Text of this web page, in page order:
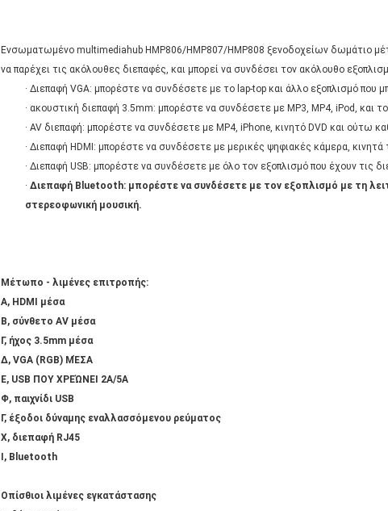
Ενσωματωμένο multimediahub HMP806/HMP807/HMP808 ξενοδοχείων δωμάτιο
να παρέχει τις ακόλουθες διεπαφές, και μπορεί να συνδέσει τον ακόλουθο
· Διεπαφή VGA: μπορέστε να συνδέσετε με το lap-top και άλλο εξοπλισμό που
· ακουστική διεπαφή 3.5mm: μπορέστε να συνδέσετε με MP3, MP4, iPod, και
· AV διεπαφή: μπορέστε να συνδέσετε με MP4, iPhone, κινητό DVD και ούτω
· Διεπαφή HDMI: μπορέστε να συνδέσετε με μερικές ψηφιακές κάμερα,
· Διεπαφή USB: μπορέστε να συνδέσετε με όλο τον εξοπλισμό που έχουν τις
· Διεπαφή Bluetooth: μπορέστε να συνδέσετε με τον εξοπλισμό με τη
στερεοφωνική μουσική.
Μέτωπο - λιμένες επιτροπής:
Α, HDMI μέσα
Β, σύνθετο AV μέσα
Γ, ήχος 3.5mm μέσα
Δ, VGA (RGB) ΜΈΣΑ
Ε, USB ΠΟΥ ΧΡΕΏΝΕΙ 2A/5A
Φ, παιχνίδι USB
Γ, έξοδοι δύναμης εναλλασσόμενου ρεύματος
Χ, διεπαφή RJ45
Ι, Bluetooth
Οπίσθιοι λιμένες εγκατάστασης